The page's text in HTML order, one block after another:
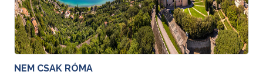
NEM CSAK RÓMA